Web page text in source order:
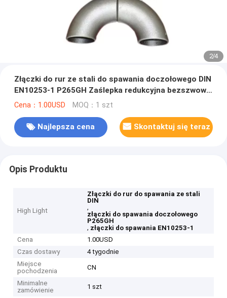
2/4
Złączki do rur ze stali do spawania doczołowego DIN
EN10253-1 P265GH Zaślepka redukcyjna bezszwowa
łokciowa
Cena：1.00USD MOQ：1 szt
Najlepsza cena Skontaktuj się teraz
Opis Produktu
High Light
Złączki do rur do spawania ze stali
DIN
,
złączki do spawania doczołowego
P265GH
, złączki do spawania EN10253-1
Cena
1.00USD
Czas dostawy
4 tygodnie
Miejsce
pochodzenia
CN
Minimalne
zamówienie
1 szt